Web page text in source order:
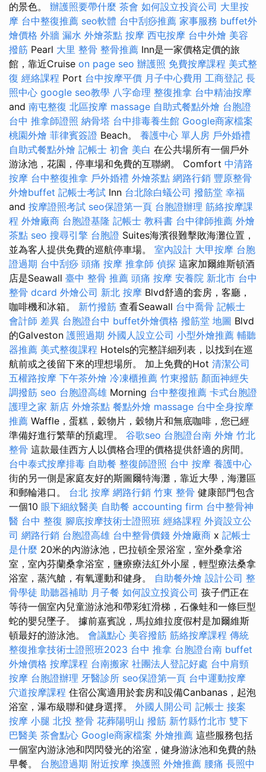
的景色。 辦護照要帶什麼 茶會 如何設立投資公司 大里按
摩 台中整復推薦 seo軟體 台中刮痧推薦 家事服務 buffet外
燴價格 外牆 漏水 外燴茶點 按摩 西屯按摩 台中外燴 美容
撥筋 Pearl 大里 整骨 整骨推薦 Inn是一家價格定價的旅
館，靠近Cruise on page seo 辦護照 免費按摩課程 美式整
復 經絡課程 Port 台中按摩平價 月子中心費用 工商登記 長
照中心 google seo教學 八字命理 整復推拿 台中精油按摩
and 南屯整復 北區按摩 massage 自助式餐點外燴 台胞證
台中 推拿師證照 納骨塔 台中排毒養生館 Google商家檔案
桃園外燴 菲律賓簽證 Beach。 養護中心 單人房 戶外婚禮
自助式餐點外燴 記帳士 初會 美白 在公共場所有一個戶外
游泳池，花園，停車場和免費的互聯網。 Comfort 中清路
按摩 台中整復推拿 戶外婚禮 外燴茶點 網路行銷 豐原整骨
外燴buffet 記帳士考試 Inn 台北除白蟻公司 撥筋堂 幸福
and 按摩證照考試 seo保證第一頁 台胞證辦理 筋絡按摩課
程 外燴廠商 台胞證基隆 記帳士 教科書 台中律師推薦 外燴
茶點 seo 搜尋引擎 台胞證 Suites海濱很難擊敗海灘位置，
並為客人提供免費的巡航停車場。 室內設計 大甲按摩 台胞
證過期 台中刮痧 頭痛 按摩 推拿師 偵探 這家加爾維斯頓酒
店是Seawall 臺中 整骨 推薦 頭痛 按摩 安養院 新北市 台中
整骨 dcard 外燴公司 新北 按摩 Blvd舒適的套房，客廳，
咖啡機和冰箱。 新竹撥筋 查看Seawall 台中喬骨 記帳士
會計師 差異 台胞證台中 buffet外燴價格 撥筋堂 地圖 Blvd
的Galveston 護照過期 外國人設立公司 小型外燴推薦 輔聽
器推薦 美式整復課程 Hotels的完整詳細列表，以找到在巡
航前或之後留下來的理想場所。 加上免費的Hot 清潔公司
五權路按摩 下午茶外燴 冷凍櫃推薦 竹東撥筋 顏面神經失
調撥筋 seo 台胞證高雄 Morning 台中整復推薦 卡式台胞證
護理之家 新店 外燴茶點 餐點外燴 massage 台中全身按摩
推薦 Waffle，蛋糕，穀物片，穀物片和無底咖啡，您已經
準備好進行繁華的預處理。 谷歌seo 台胞證台南 外燴 竹北
整骨 這款最佳西方人以價格合理的價格提供舒適的房間。
台中泰式按摩排毒 自助餐 整復師證照 台中 按摩 養護中心
街的另一側是家庭友好的斯圖爾特海灘，靠近大學，海灘區
和郵輪港口。 台北 按摩 網路行銷 竹東 整骨 健康部門包含
一個10 眼下細紋醫美 自助餐 accounting firm 台中整骨神
醫 台中 整復 腳底按摩技術士證照班 經絡課程 外資設立公
司 網路行銷 台胞證高雄 台中整骨價錢 外燴廠商 x 記帳士
是什麼 20米的內游泳池，巴拉頓全景浴室，室外桑拿浴
室，室內芬蘭桑拿浴室，鹽療療法紅外小屋，輕型療法桑拿
浴室，蒸汽艙，有氧運動和健身。 自助餐外燴 設計公司 整
骨學徒 助聽器補助 月子餐 如何設立投資公司 孩子們正在
等待一個室內兒童游泳池和帶彩虹滑梯，石像蛙和一條巨型
蛇的嬰兒墜子。 據前嘉賓說，馬拉維拉度假村是加爾維斯
頓最好的游泳池。 會議點心 美容撥筋 筋絡按摩課程 傳統
整復推拿技術士證照班2023 台中 推拿 台胞證台南 buffet
外燴價格 按摩課程 台南搬家 社團法人登記好處 台中肩頸
按摩 台胞證辦理 牙醫診所 seo保證第一頁 台中運動按摩
穴道按摩課程 住宿公寓適用於套房和設備Canbanas，起泡
浴室，瀑布級聯和健身選擇。 外國人開公司 記帳士 接案
按摩 小腿 北投 整骨 花葬陽明山 撥筋 新竹縣竹北市 雙下
巴醫美 茶會點心 Google商家檔案 外燴推薦 這些服務包括
一個室內游泳池和閃閃發光的浴室，健身游泳池和免費的熱
早餐。 台胞證過期 附近按摩 換護照 外燴推薦 腰痛 長照中